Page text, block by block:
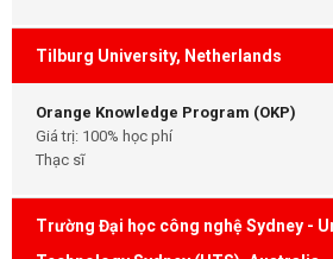
Tilburg University, Netherlands
Orange Knowledge Program (OKP)
Giá trị: 100% học phí
Thạc sĩ
Trường Đại học công nghệ Sydney -